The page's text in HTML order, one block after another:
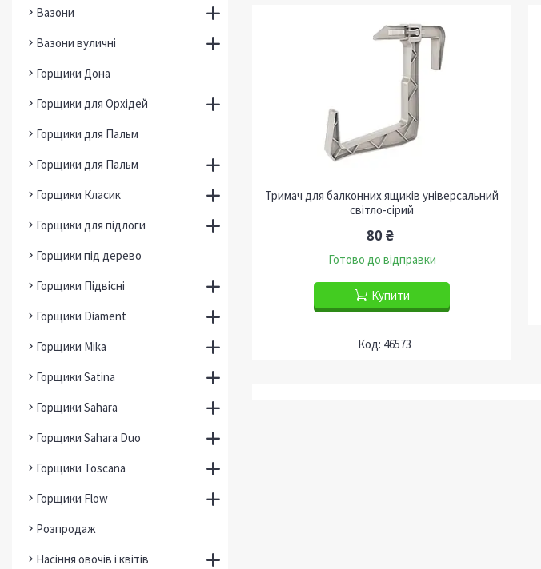
Тримач для балконних ящиків універсальний
світло-сірий
80 ₴
Готово до відправки
Купити
46573
Вазони
Вазони вуличні
Горщики Дона
Горщики для Орхідей
Горщики для Пальм
Горщики для Пальм
Горщики Класик
Горщики для підлоги
Горщики під дерево
Горщики Підвісні
Горщики Diament
Горщики Mika
Горщики Satina
Горщики Sahara
Горщики Sahara Duo
Горщики Toscana
Горщики Flow
Розпродаж
Насіння овочів і квітів